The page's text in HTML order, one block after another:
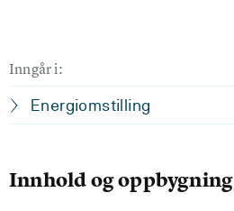
Inngår i:
Energiomstilling
Innhold og oppbygning